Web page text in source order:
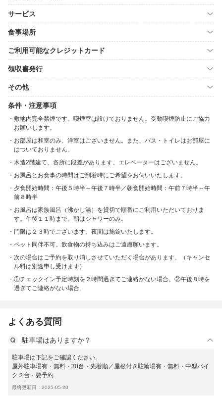
サービス
食事場所
ご利用可能なクレジットカード
領収書発行
その他
条件・注意事項
敷地内完全禁煙です。喫煙室は設けておりません。受動喫煙防止にご協力
お願いします。
お部屋は和室のみ、洋室はございません。また、バス・トイレはお部屋に
はついておりません。
木造2階建て、各所に段差があります。エレベーターはございません。
お風呂とお食事の時間はご到着時にご希望をお伺いいたします。
夕食開始時間：午後５時半～午後７時半／朝食開始時間：午前７時半～午
前８時半
お風呂は家族風呂（沸かし湯）を貸切で順番にご利用いただいておりま
す。午後１１時まで。朝はシャワーのみ。
門限は２３時でございます。夜間は施錠いたします。
ペット同伴不可。飲食物の持ち込みはご遠慮願います。
次の場合はご予約を取り消しさせていただく場合があります。（キャンセ
ル料は別途申し受けます）
①チェックイン予定時刻を２時間過ぎてご連絡がない場合。②午後８時を
過ぎてご連絡がない場合。
よくある質問
駐車場はありますか？
駐車場は下記をご確認ください。
屋外駐車場有・無料・30台・先着順／屋根付き駐輪場有・無料・中型バイ
ク２台・要予約
最終更新日：2025-05-20